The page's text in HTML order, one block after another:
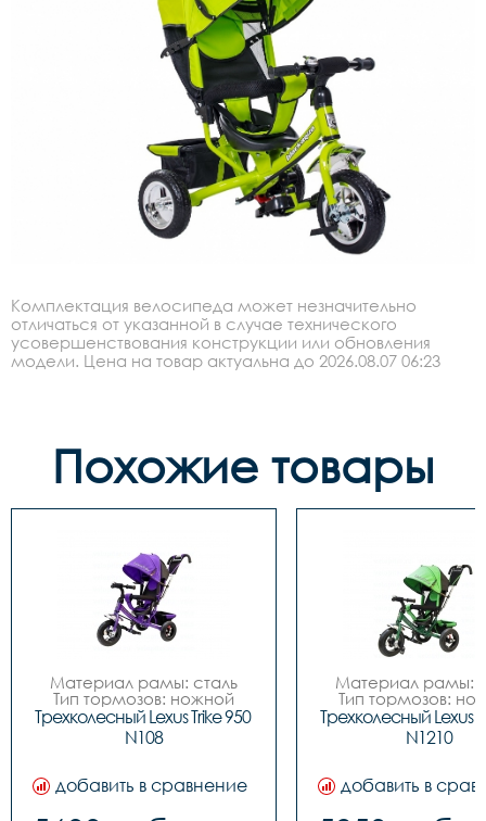
Комплектация велосипеда может незначительно
отличаться от указанной в случае технического
усовершенствования конструкции или обновления
модели. Цена на товар актуальна до 2026.08.07 06:23
Похожие товары
Материал рамы: сталь
Тип тормозов: ножной
Диаметр колес: 10
Обод	N/A
Трехколесный Lexus Trike 950
N108
добавить в сравнение
Материал рамы:
Тип тормозов:
Диаметр колес:
Трехколесный Lexus
N1210
добавить в